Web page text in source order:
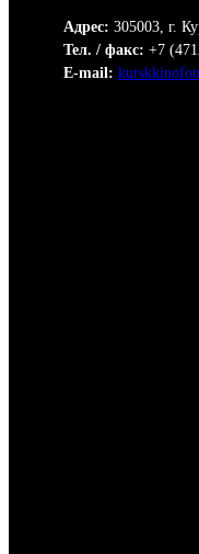
Адрес: 305003, г.
Тел. / факс: +7
E-mail: